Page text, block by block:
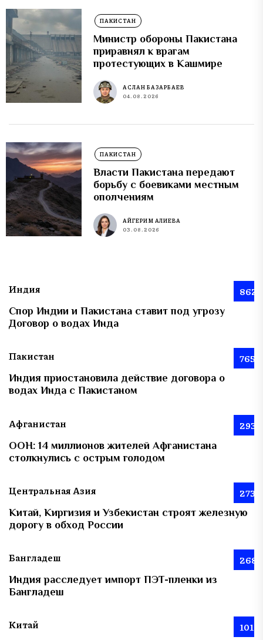
ПАКИСТАН
Министр обороны Пакистана
приравнял к врагам
протестующих в Кашмире
АСЛАН БАЗАРБАЕВ
04.08.2026
ПАКИСТАН
Власти Пакистана передают
борьбу с боевиками местным
ополчениям
АЙГЕРИМ АЛИЕВА
03.08.2026
Индия 862
Спор Индии и Пакистана ставит под угрозу
Договор о водах Инда
Пакистан 765
Индия приостановила действие договора о
водах Инда с Пакистаном
Афганистан 293
ООН: 14 миллионов жителей Афганистана
столкнулись с острым голодом
Центральная Азия 273
Китай, Киргизия и Узбекистан строят железную
дорогу в обход России
Бангладеш 268
Индия расследует импорт ПЭТ-пленки из
Бангладеш
Китай 101